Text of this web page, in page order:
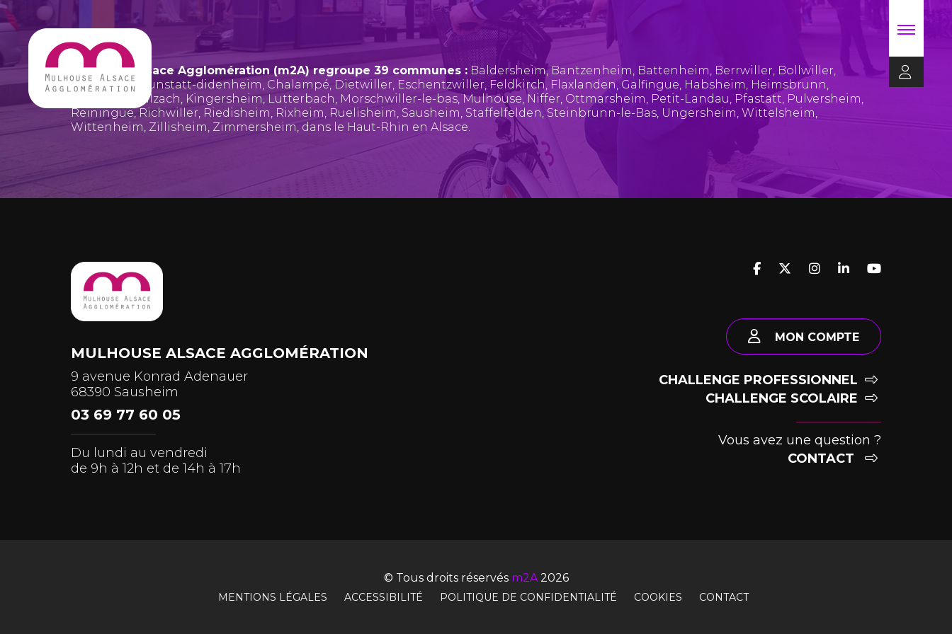
Mulhouse Alsace Agglomération (m2A) regroupe 39 communes : Baldersheim, Bantzenheim, Battenheim, Berrwiller, Bollwiller,
Bruebach, Brunstatt-didenheim, Chalampé, Dietwiller, Eschentzwiller, Feldkirch, Flaxlanden, Galfingue, Habsheim, Heimsbrunn,
Illzach, Kingersheim, Lutterbach, Morschwiller-le-bas,Mulhouse, Niffer, Ottmarsheim, Petit-Landau, Pfastatt, Pulversheim,
Reiningue,Richwiller, Riedisheim, Rixheim, Ruelisheim, Sausheim, Staffelfelden, Steinbrunn-le-Bas, Ungersheim, Wittelsheim,
Wittenheim, Zillisheim, Zimmersheim, dans le Haut-Rhin en Alsace.
MULHOUSE ALSACE AGGLOMÉRATION
9 avenue Konrad Adenauer
68390 Sausheim
03 69 77 60 05
Du lundi au vendredi
de 9h à 12h et de 14h à 17h
MON COMPTE
CHALLENGE PROFESSIONNEL
CHALLENGE SCOLAIRE
Vous avez une question ?
CONTACT
© Tous droits réservés m2A2026
MENTIONS LÉGALES ACCESSIBILITÉ POLITIQUE DE CONFIDENTIALITÉ COOKIES CONTACT